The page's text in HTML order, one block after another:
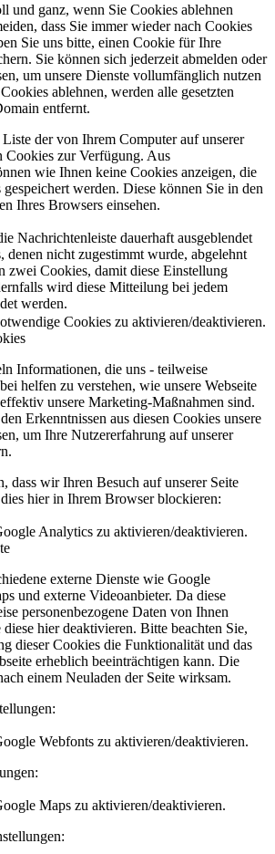
und ganz, wenn Sie Cookies ablehnen
dass Sie immer wieder nach Cookies
Sie uns bitte, einen Cookie für Ihre
Sie können sich jederzeit abmelden oder
um unsere Dienste vollumfänglich nutzen
ablehnen, werden alle gesetzten
entfernt.
der von Ihrem Computer auf unserer
Cookies zur Verfügung. Aus
wie Ihnen keine Cookies anzeigen, die
werden. Diese können Sie in den
Ihres Browsers einsehen.
Nachrichtenleiste dauerhaft ausgeblendet
denen nicht zugestimmt wurde, abgelehnt
zwei Cookies, damit diese Einstellung
wird diese Mitteilung bei jedem
werden.
Cookies zu aktivieren/deaktivieren.
Informationen, die uns - teilweise
helfen zu verstehen, wie unsere Webseite
unsere Marketing-Maßnahmen sind.
Erkenntnissen aus diesen Cookies unsere
um Ihre Nutzererfahrung auf unserer
dass wir Ihren Besuch auf unserer Seite
hier in Ihrem Browser blockieren:
Analytics zu aktivieren/deaktivieren.
externe Dienste wie Google
und externe Videoanbieter. Da diese
personenbezogene Daten von Ihnen
hier deaktivieren. Bitte beachten Sie,
dieser Cookies die Funktionalität und das
erheblich beeinträchtigen kann. Die
einem Neuladen der Seite wirksam.
Webfonts zu aktivieren/deaktivieren.
Maps zu aktivieren/deaktivieren.